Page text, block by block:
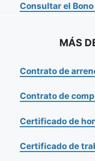
Consultar el
MÁS
Contrato de
Contrato de
Certificado de
Certificado de